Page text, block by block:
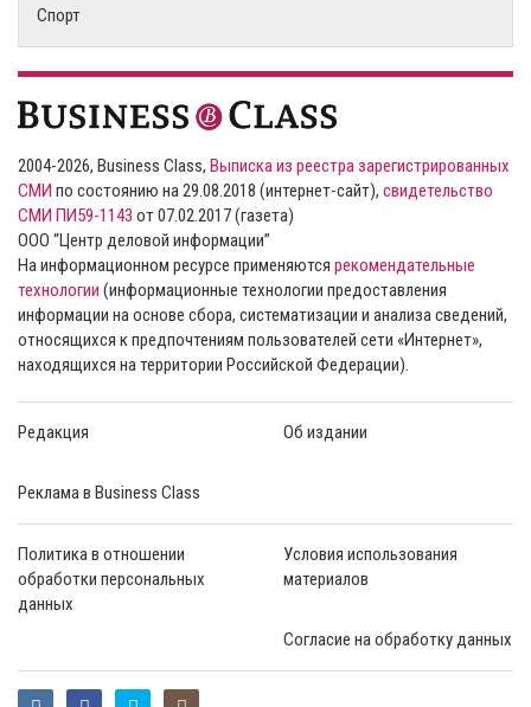
Спорт
2004-2026, Business Class, Выписка из реестра зарегистрированных
СМИ по состоянию на 29.08.2018 (интернет-сайт), свидетельство
СМИ ПИ59-1143 от 07.02.2017 (газета)
ООО “Центр деловой информации”
На информационном ресурсе применяются рекомендательные
технологии (информационные технологии предоставления
информации на основе сбора, систематизации и анализа сведений,
относящихся к предпочтениям пользователей сети «Интернет»,
находящихся на территории Российской Федерации).
Редакция Об издании
Реклама в Business Class
Политика в отношении
обработки персональных
данных
Условия использования
материалов
Согласие на обработку данных